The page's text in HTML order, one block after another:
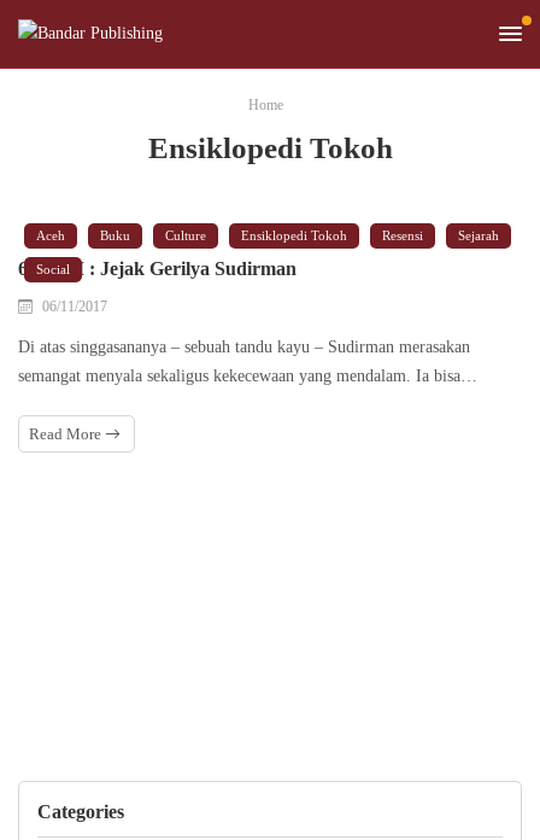
Home
Ensiklopedi Tokoh
Aceh Buku Culture Ensiklopedi Tokoh Resensi Sejarah
Social
639 KM : Jejak Gerilya Sudirman
06/11/2017
Di atas singgasananya – sebuah tandu kayu – Sudirman merasakan
semangat menyala sekaligus kekecewaan yang mendalam. Ia bisa…
Read More
Categories